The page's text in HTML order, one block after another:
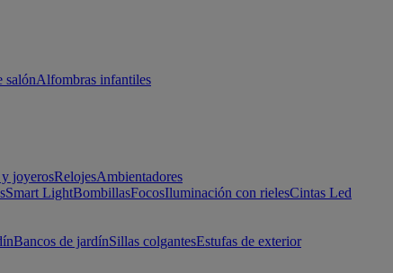
salónAlfombras infantiles
joyerosRelojesAmbientadores
Smart LightBombillasFocosIluminación con rielesCintas Led
Bancos de jardínSillas colgantesEstufas de exterior